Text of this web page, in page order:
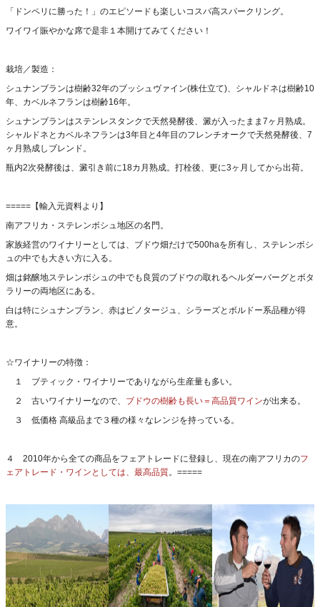
「ドンペリに勝った！」のエピソードも楽しいコスパ高スパークリング。
ワイワイ賑やかな席で是非１本開けてみてください！
栽培／製造：
シュナンブランは樹齢32年のブッシュヴァイン(株仕立て)、シャルドネは樹齢10
年、カベルネフランは樹齢16年。
シュナンブランはステンレスタンクで天然発酵後、澱が入ったまま7ヶ月熟成。
シャルドネとカベルネフランは3年目と4年目のフレンチオークで天然発酵後、7
ヶ月熟成しブレンド。
瓶内2次発酵後は、澱引き前に18カ月熟成。打栓後、更に3ヶ月してから出荷。
=====【輸入元資料より】
南アフリカ・ステレンボシュ地区の名門。
家族経営のワイナリーとしては、ブドウ畑だけで500haを所有し、ステレンボシ
ュの中でも大きい方に入る。
畑は銘醸地ステレンボシュの中でも良質のブドウの取れるヘルダーバーグとボタ
ラリーの両地区にある。
白は特にシュナンブラン、赤はピノタージュ、シラーズとボルドー系品種が得
意。
☆ワイナリーの特徴：
１ ブティック・ワイナリーでありながら生産量も多い。
２ 古いワイナリーなので、 ブドウの樹齢も長い＝高品質ワインが出来る。
３ 低価格 高級品まで３種の様々なレンジを持っている。
４ 2010年から全ての商品をフェアトレードに登録し、現在の南アフリカのフ
ェアトレード・ワインとしては、最高品質。=====